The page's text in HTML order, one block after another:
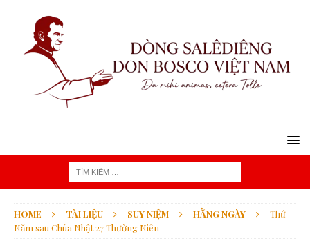
HOME TÀI LIỆU SUY NIỆM HẰNG NGÀY
Thứ
Năm sau Chúa Nhật 27 Thường Niên